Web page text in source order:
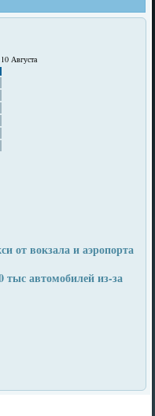
Августа
от вокзала и аэропорта
тыс автомобилей из-за